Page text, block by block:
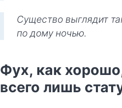
Существо выглядит
по дому ночью.
Фух, как
всего лишь